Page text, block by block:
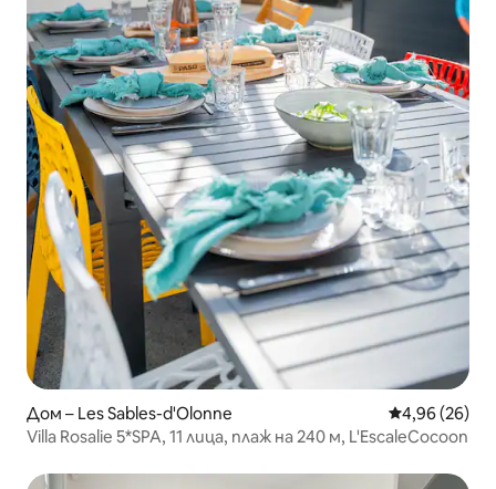
Дом – Les Sables-d'Olonne Средна
4,96 (26)
Villa Rosalie 5*SPA, 11 лица, плаж на 240 м, L'EscaleCocoon